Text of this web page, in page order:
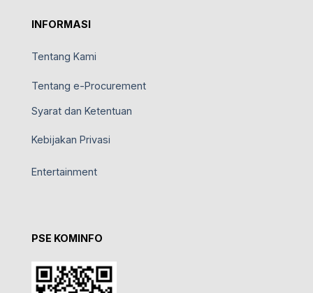
INFORMASI
Tentang Kami
Tentang e-Procurement
Syarat dan Ketentuan
Kebijakan Privasi
Entertainment
PSE KOMINFO